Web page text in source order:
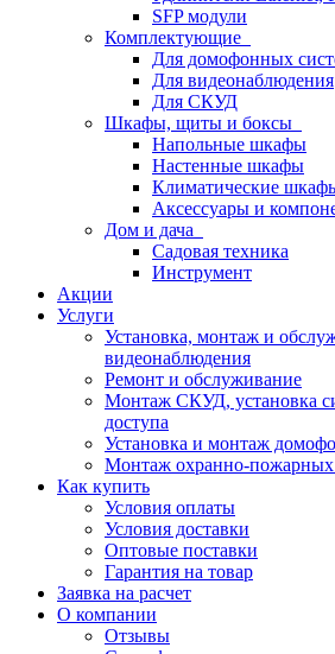
SFP модули
Комплектующие
Для домофонных
Для видеонаблюдения
Для СКУД
Шкафы, щиты и боксы
Напольные шкафы
Настенные шкафы
Климатические
Аксессуары и
Дом и дача
Садовая техника
Инструмент
Акции
Услуги
Установка, монтаж и
видеонаблюдения
Ремонт и обслуживание
Монтаж СКУД, установка
доступа
Установка и монтаж
Монтаж охранно-пожарных
Как купить
Условия оплаты
Условия доставки
Оптовые поставки
Гарантия на товар
Заявка на расчет
О компании
Отзывы